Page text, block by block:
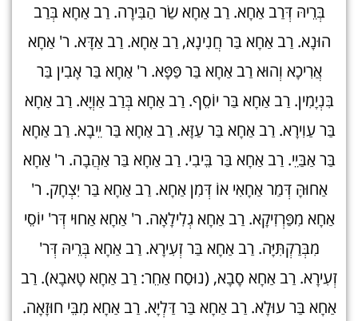
בְּרֵיהּ דְּרַב אַחָא. רַב אַחָא שַׂר הַבִּירָה. רַב אַחָא בְּרַב
הוּנָא. רַב אַחָא בַּר חֲנִינָא, רַב אַחָא. רַב אַדָּא. ר' אַחָא
אֲרִיכָא וְהוּא רַב אַחָא בַּר פַּפָּא. ר' אַחָא בַּר אָבִין בַּר
בִּנְיָמִין. רַב אַחָא בַּר יוֹסֵף. רַב אַחָא בְּרַב אַוְיָא. רַב אַחָא
בַּר עַוִירָא. רַב אַחָא בַּר עַזָּא. רַב אַחָא בַּר יֵיבָא. רַב אַחָא
בַּר אַבַּיֵי. רַב אַחָא בַּר בֵּיבִי. רַב אַחָא בַּר אַהֲבָה. ר' אַחָא
אַחוּהָּ דְּמַר אַחָאִי אוֹ דְּמִן אַחָא. רַב אַחָא בַּר יִצְחָק. ר'
אַחָא מִפַּרְזִיקָא. רַב אַחָא גְלִילָאָה. ר' אַחָא אַחוּי דְּר' יוֹסֵי
מִבְּרַקְתִּיָּה. רַב אַחָא בַּר זְעִירָא. רַב אַחָא בְּרֵיהּ דְּר'
זְעִירָא. רַב אַחָא סָבָא, (נוּסַח אַחֵר: רַב אַחָא טָאבָא). רַב
אַחָא בַּר עוּלָא. רַב אַחָא בַּר דַּלְיָא. רַב אַחָא מִבֵּי חוּזָאָה.